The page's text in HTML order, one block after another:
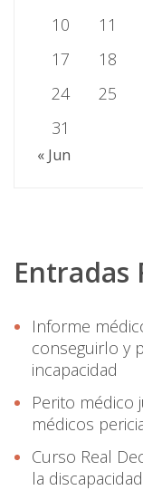
10
11
17
18
24
25
31
« Jun
Entradas
Informe
conseguirlo y
incapacidad
Perito médico
médicos
Curso Real
la discapacidad